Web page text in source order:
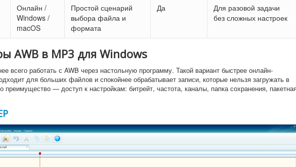
Онлайн /
Windows /
macOS
Простой сценарий
выбора файла и
формата
Да
Для разовой задачи
без сложных настроек
AWB в MP3 для Windows
всего работать с AWB через настольную программу. Такой вариант быстрее онлайн-
для больших файлов и спокойнее обрабатывает записи, которые нельзя загружать в
преимущество — доступ к настройкам: битрейт, частота, каналы, папка сохранения,